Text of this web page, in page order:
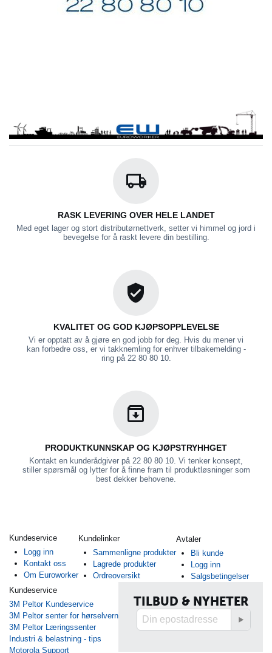
RASK LEVERING OVER HELE LANDET
Med eget lager og stort distributørnettverk, setter vi himmel og jord i
bevegelse for å raskt levere din bestilling.
KVALITET OG GOD KJØPSOPPLEVELSE
Vi er opptatt av å gjøre en god jobb for deg. Hvis du mener vi
kan forbedre oss, er vi takknemling for enhver tilbakemelding -
ring på 22 80 80 10.
PRODUKTKUNNSKAP OG KJØPSTRYHHGET
Kontakt en kunderådgiver på 22 80 80 10. Vi tenker konsept,
stiller spørsmål og lytter for å finne fram til produktløsninger som
best dekker behovene.
Kundeservice
Logg inn
Kontakt oss
Om Euroworker
Kundelinker
Sammenligne produkter
Lagrede produkter
Ordreoversikt
Avtaler
Bli kunde
Logg inn
Salgsbetingelser
Kundeservice
3M Peltor Kundeservice
3M Peltor senter for hørselvern
3M Peltor Læringssenter
Industri & belastning - tips
Motorola Support
TILBUD & NYHETER